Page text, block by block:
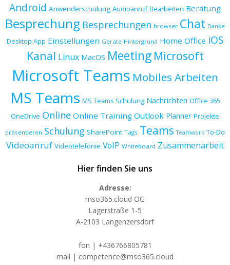
Android Anwenderschulung Audioanruf Bearbeiten Beratung
Besprechung Besprechungen browser Chat Danke
Desktop App Einstellungen Geräte Hintergrund Home Office iOS
Kanal Linux MacOS Meeting Microsoft
Microsoft Teams Mobiles Arbeiten
MS Teams MS Teams Schulung Nachrichten Office 365
OneDrive Online Online Training Outlook Planner Projekte
präsentieren Schulung SharePoint Tags Teams Teamwork To-Do
Videoanruf Videotelefonie VoIP Whiteboard Zusammenarbeit
Hier finden Sie uns
Adresse:
mso365.cloud OG
Lagerstraße 1-5
A-2103 Langenzersdorf
fon | +436766805781
mail | competence@mso365.cloud